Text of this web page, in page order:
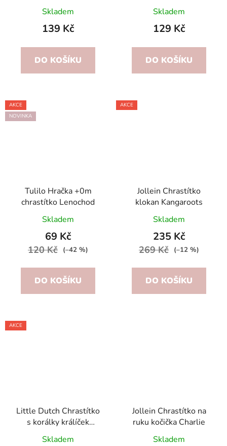
Velvet Latte 0m+
Skladem
139 Kč
DO KOŠÍKU
Cocoa 0m+
Skladem
129 Kč
DO KOŠÍKU
AKCE
NOVINKA
Tulilo Hračka +0m
chrastítko Lenochod
Skladem
69 Kč
120 Kč (–42 %)
DO KOŠÍKU
AKCE
Jollein Chrastítko
klokan Kangaroots
Skladem
235 Kč
269 Kč (–12 %)
DO KOŠÍKU
AKCE
Little Dutch Chrastítko
s korálky králíček
Newborn Naturals
Skladem
Jollein Chrastítko na
ruku kočička Charlie
Skladem